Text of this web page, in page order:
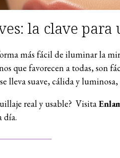
la clave
más fácil de iluminar la
que favorecen a todas, son
lleva suave, cálida y luminosa,
real y usable? Visita
día.